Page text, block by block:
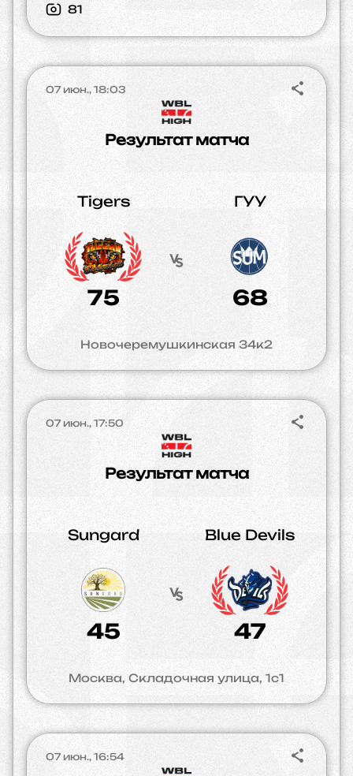
81
07 июн., 18:03
Результат матча
Tigers
75
ГУУ
68
Новочеремушкинская 34к2
07 июн., 17:50
Результат матча
Sungard
45
Blue Devils
47
Москва, Складочная улица, 1с1
07 июн., 16:54